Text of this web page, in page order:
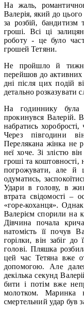
На жаль,
Валерія, який до
за розбій,
гроші. Всі ці
роботу - це було
грошей Тетяни.
Не пройшло й
перейшов до
дні після цих подій
детально розказувати
На годиннику
прокинувся Валерій.
набратись
Через півгодини
Перелякана жінка не
неї хоче. Зі злістю
гроші та коштовності,
погрожувати, але й
одуматись,
Удари в голову, в
втрата свідомості –
«горе-коханця».
Валерієм спорили на
Дівчина почала
натомість її почув
горілки, він забіг
голові. Пляшка
цей час Тетяна вже
допомогою. Але
декілька секунд
бити і потім вже
молотком. Маринка
смертельний удар був